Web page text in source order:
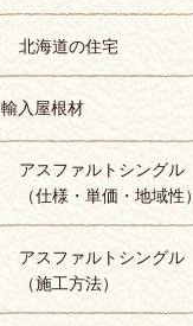
北海道の住宅
輸入屋根材
アスファルトシングル
（仕様・単価・地域性）
アスファルトシングル
（施工方法）